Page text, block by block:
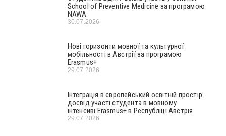
School of Preventive Medicine за програмою
NAWA
30.07.2026
Нові горизонти мовної та культурної
мобільності в Австрії за програмою
Erasmus+
29.07.2026
Інтеграція в європейський освітній простір:
досвід участі студента в мовному
інтенсиві Erasmus+ в Республіці Австрія
29.07.2026